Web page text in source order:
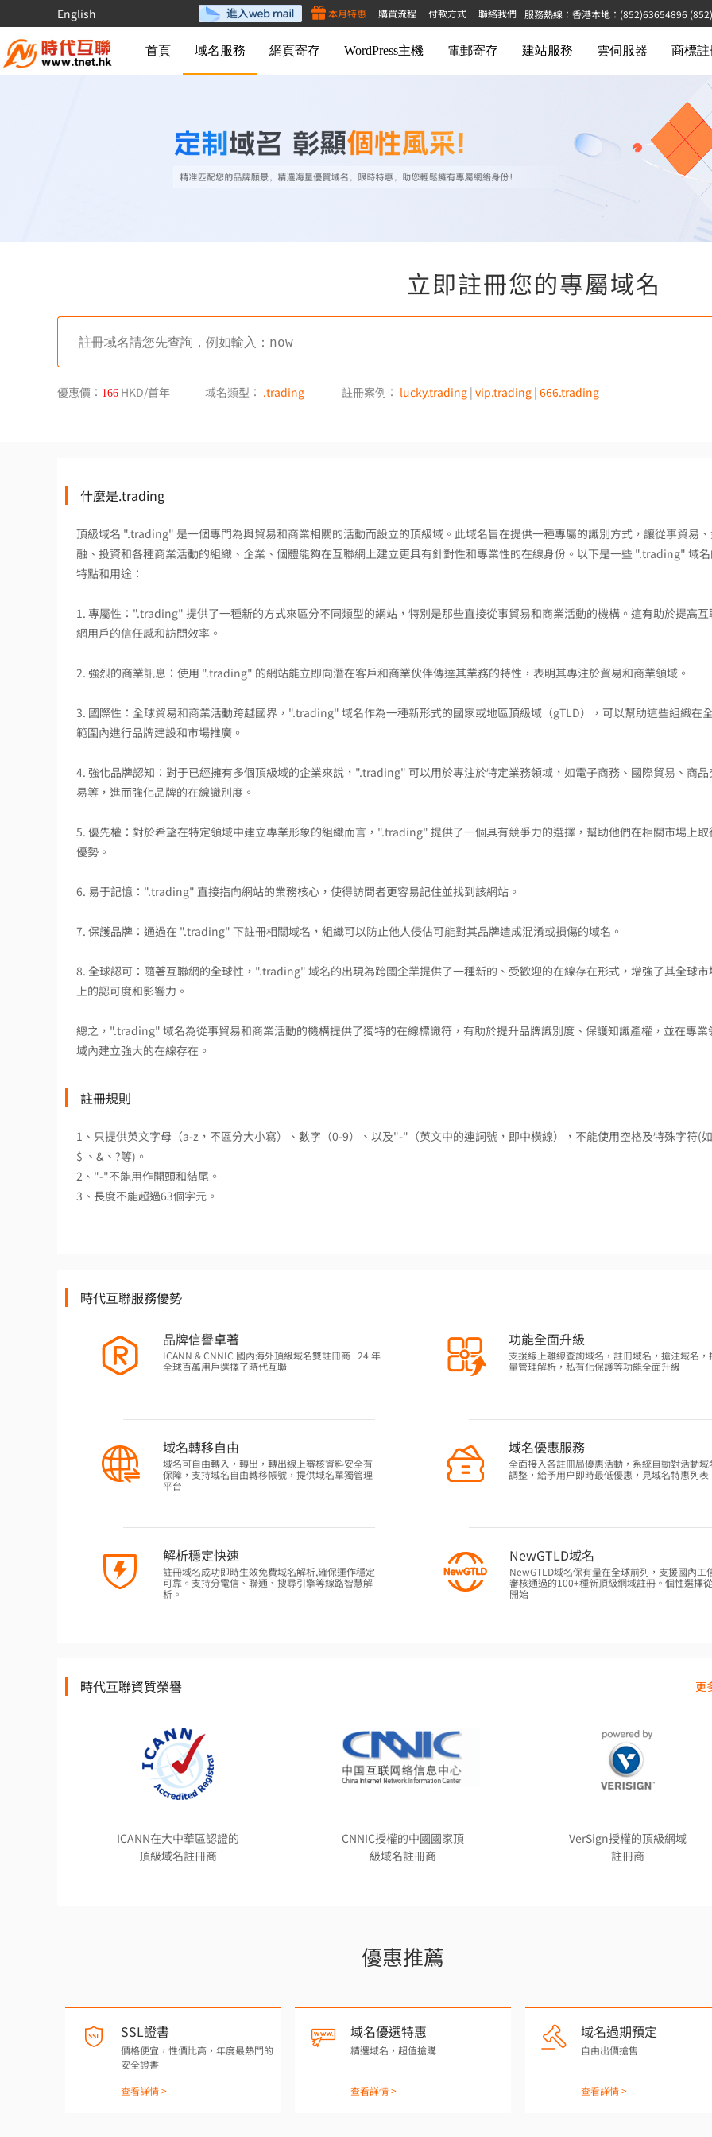
English 服務熱線：香港本地：(852)63654896
本月特惠 購買流程 付款方式 聯絡我們
首頁 域名服務 網頁寄存 WordPress主機 電郵寄存 建站服務 雲伺服器 商標註
立即註冊您的專屬域名
優惠價： 166 HKD/首年 域名類型： .trading 註冊案例： lucky.trading | vip.trading | 666.trading
什麼是.trading
頂級域名 ".trading" 是一個專門為與貿易和商業相關的活動而設立的頂級域。此域名旨在提供一種專屬的識別方式，讓從事貿易
融、投資和各種商業活動的組織、企業、個體能夠在互聯網上建立更具有針對性和專業性的在線身份。以下是一些 ".trading" 域
特點和用途：
1. 專屬性：".trading" 提供了一種新的方式來區分不同類型的網站，特別是那些直接從事貿易和商業活動的機構。這有助於提高互
網用戶的信任感和訪問效率。
2. 強烈的商業訊息：使用 ".trading" 的網站能立即向潛在客戶和商業伙伴傳達其業務的特性，表明其專注於貿易和商業領域。
3. 國際性：全球貿易和商業活動跨越國界，".trading" 域名作為一種新形式的國家或地區頂級域（gTLD），可以幫助這些組織在
範圍內進行品牌建設和市場推廣。
4. 強化品牌認知：對于已經擁有多個頂級域的企業來說，".trading" 可以用於專注於特定業務領域，如電子商務、國際貿易、商品
易等，進而強化品牌的在線識別度。
5. 優先權：對於希望在特定領域中建立專業形象的組織而言，".trading" 提供了一個具有競爭力的選擇，幫助他們在相關市場上取
優勢。
6. 易于記憶：".trading" 直接指向網站的業務核心，使得訪問者更容易記住並找到該網站。
7. 保護品牌：通過在 ".trading" 下註冊相關域名，組織可以防止他人侵佔可能對其品牌造成混淆或損傷的域名。
8. 全球認可：隨著互聯網的全球性，".trading" 域名的出現為跨國企業提供了一種新的、受歡迎的在線存在形式，增強了其全球市
上的認可度和影響力。
總之，".trading" 域名為從事貿易和商業活動的機構提供了獨特的在線標識符，有助於提升品牌識別度、保護知識產權，並在專業
域內建立強大的在線存在。
註冊規則
1、只提供英文字母（a-z，不區分大小寫）、數字（0-9）、以及"-"（英文中的連詞號，即中橫線），不能使用空格及特殊字符(
$ 、&、?等)。
2、"-"不能用作開頭和結尾。
3、長度不能超過63個字元。
時代互聯服務優勢
品牌信譽卓著
ICANN & CNNIC 國內海外頂級域名雙註冊商 | 24 年
全球百萬用戶選擇了時代互聯
功能全面升級
支援線上離線查詢域名，註冊域名，搶注域名，
量管理解析，私有化保護等功能全面升級
域名轉移自由
域名可自由轉入，轉出，轉出線上審核資料安全有
保障，支持域名自由轉移帳號，提供域名單獨管理
平台
域名優惠服務
全面接入各註冊局優惠活動，系統自動對活動域
調整，給予用户即時最低優惠，見域名特惠列表
解析穩定快速
註冊域名成功即時生效免費域名解析,確保運作穩定
可靠。支持分電信、聯通、搜尋引擎等線路智慧解
析。
NewGTLD域名
NewGTLD域名保有量在全球前列，支援國內工
審核通過的100+種新頂級網域註冊。個性選擇
開始
時代互聯資質榮譽 更
ICANN在大中華區認證的
頂級域名註冊商
CNNIC授權的中國國家頂
級域名註冊商
VerSign授權的頂級網域
註冊商
優惠推薦
SSL證書
價格便宜，性價比高，年度最熱門的
安全證書
查看詳情 >
域名優選特惠
精選域名，超值搶購
查看詳情 >
域名過期預定
自由出價搶售
查看詳情 >